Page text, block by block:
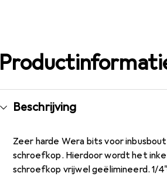
Beschrijving
Zeer harde Wera bits voor
schroefkop. Hierdoor wordt het
schroefkop vrijwel geëlimineerd. 1/